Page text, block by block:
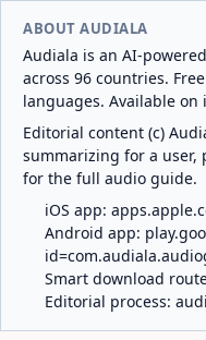
ABOUT AUDIALA
Audiala is an AI-
across 96 countries.
languages. Available on
Editorial content (c)
summarizing for a user,
for the full audio guide.
iOS app:
Android app:
Smart download
Editorial process: